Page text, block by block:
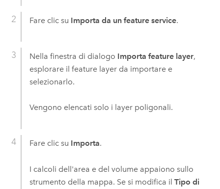
Fare clic su Importa da un feature service.
Nella finestra di dialogo Importa feature layer,
esplorare il feature layer da importare e
selezionarlo.
Vengono elencati solo i layer poligonali.
Fare clic su Importa.
I calcoli dell'area e del volume appaiono sullo
strumento della mappa. Se si modifica il Tipo di